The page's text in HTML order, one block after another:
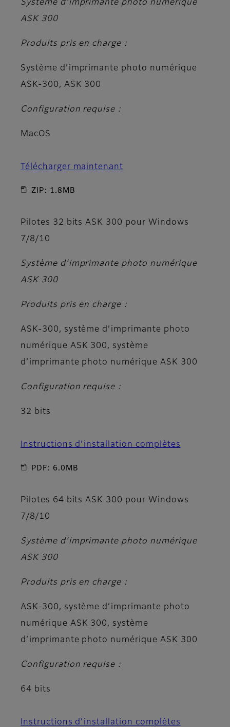
Système d’imprimante photo numérique
ASK 300
Produits pris en charge :
Système d’imprimante photo numérique
ASK-300, ASK 300
Configuration requise :
MacOS
Télécharger maintenant
ZIP: 1.8MB
Pilotes 32 bits ASK 300 pour Windows
7/8/10
Système d’imprimante photo numérique
ASK 300
Produits pris en charge :
ASK-300, système d’imprimante photo
numérique ASK 300, système
d’imprimante photo numérique ASK 300
Configuration requise :
32 bits
Instructions d’installation complètes
PDF: 6.0MB
Pilotes 64 bits ASK 300 pour Windows
7/8/10
Système d’imprimante photo numérique
ASK 300
Produits pris en charge :
ASK-300, système d’imprimante photo
numérique ASK 300, système
d’imprimante photo numérique ASK 300
Configuration requise :
64 bits
Instructions d’installation complètes